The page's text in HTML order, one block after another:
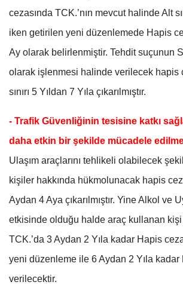
cezasında TCK.’nın mevcut halinde Alt
iken getirilen yeni düzenlemede Hapis
Ay olarak belirlenmiştir. Tehdit suçunun
olarak işlenmesi halinde verilecek hapis
sınırı 5 Yıldan 7 Yıla çıkarılmıştır.
- Trafik Güvenliğinin tesisine katkı
daha etkin bir şekilde mücadele
Ulaşım araçlarını tehlikeli olabilecek
kişiler hakkında hükmolunacak hapis
Aydan 4 Aya çıkarılmıştır. Yine Alkol ve
etkisinde olduğu halde araç kullanan kişi
TCK.’da 3 Aydan 2 Yıla kadar Hapis
yeni düzenleme ile 6 Aydan 2 Yıla kadar
verilecektir.